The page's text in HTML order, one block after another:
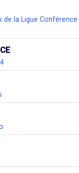
de la Ligue Conférence